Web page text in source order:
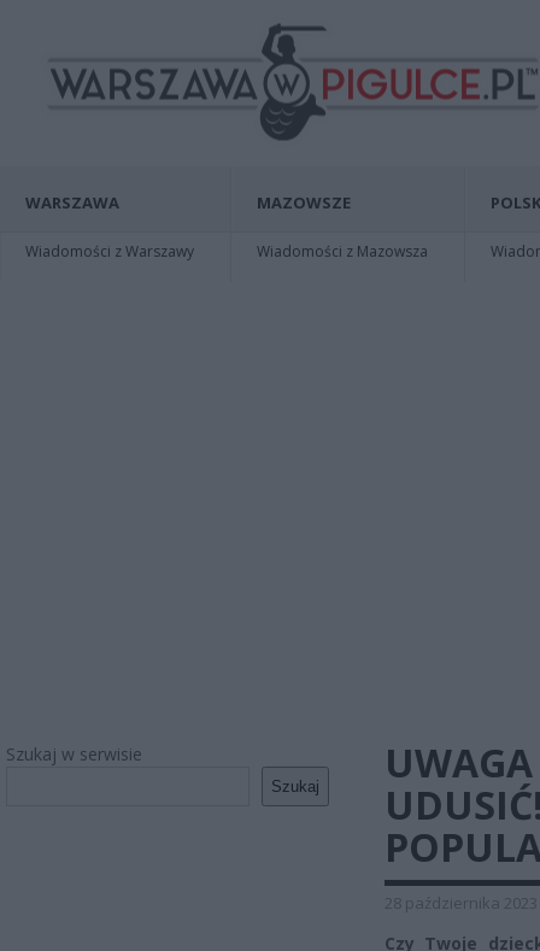
WARSZAWA
Wiadomości z Warszawy
MAZOWSZE
Wiadomości z Mazowsza
Szukaj w serwisie
Szukaj
28 października 2023
Czy Twoje